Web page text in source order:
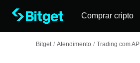
Comprar cripto
Bitget / Atendimento / Trading com API